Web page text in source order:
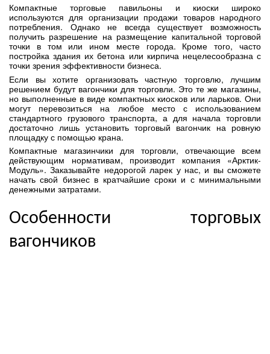
Компактные торговые павильоны и киоски широко
используются для организации продажи товаров народного
потребления. Однако не всегда существует возможность
получить разрешение на размещение капитальной торговой
точки в том или ином месте города. Кроме того, часто
постройка здания их бетона или кирпича нецелесообразна с
точки зрения эффективности бизнеса.
Если вы хотите организовать частную торговлю, лучшим
решением будут вагончики для торговли. Это те же магазины,
но выполненные в виде компактных киосков или ларьков. Они
могут перевозиться на любое место с использованием
стандартного грузового транспорта, а для начала торговли
достаточно лишь установить торговый вагончик на ровную
площадку с помощью крана.
Компактные магазинчики для торговли, отвечающие всем
действующим нормативам, производит компания «Арктик-
Модуль». Заказывайте недорогой ларек у нас, и вы сможете
начать свой бизнес в кратчайшие сроки и с минимальными
денежными затратами.
Особенности торговых
вагончиков